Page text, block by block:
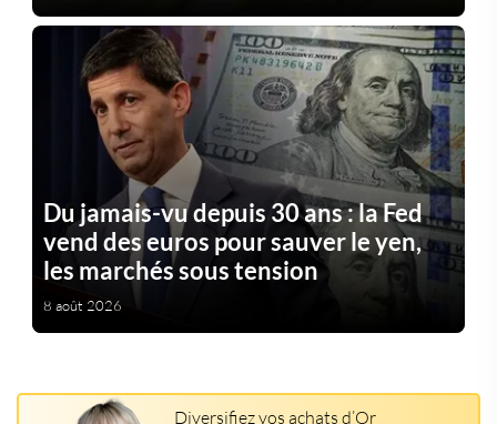
Du jamais-vu depuis 30 ans : la Fed
vend des euros pour sauver le yen,
les marchés sous tension
8 août 2026
Diversifiez vos achats d’Or